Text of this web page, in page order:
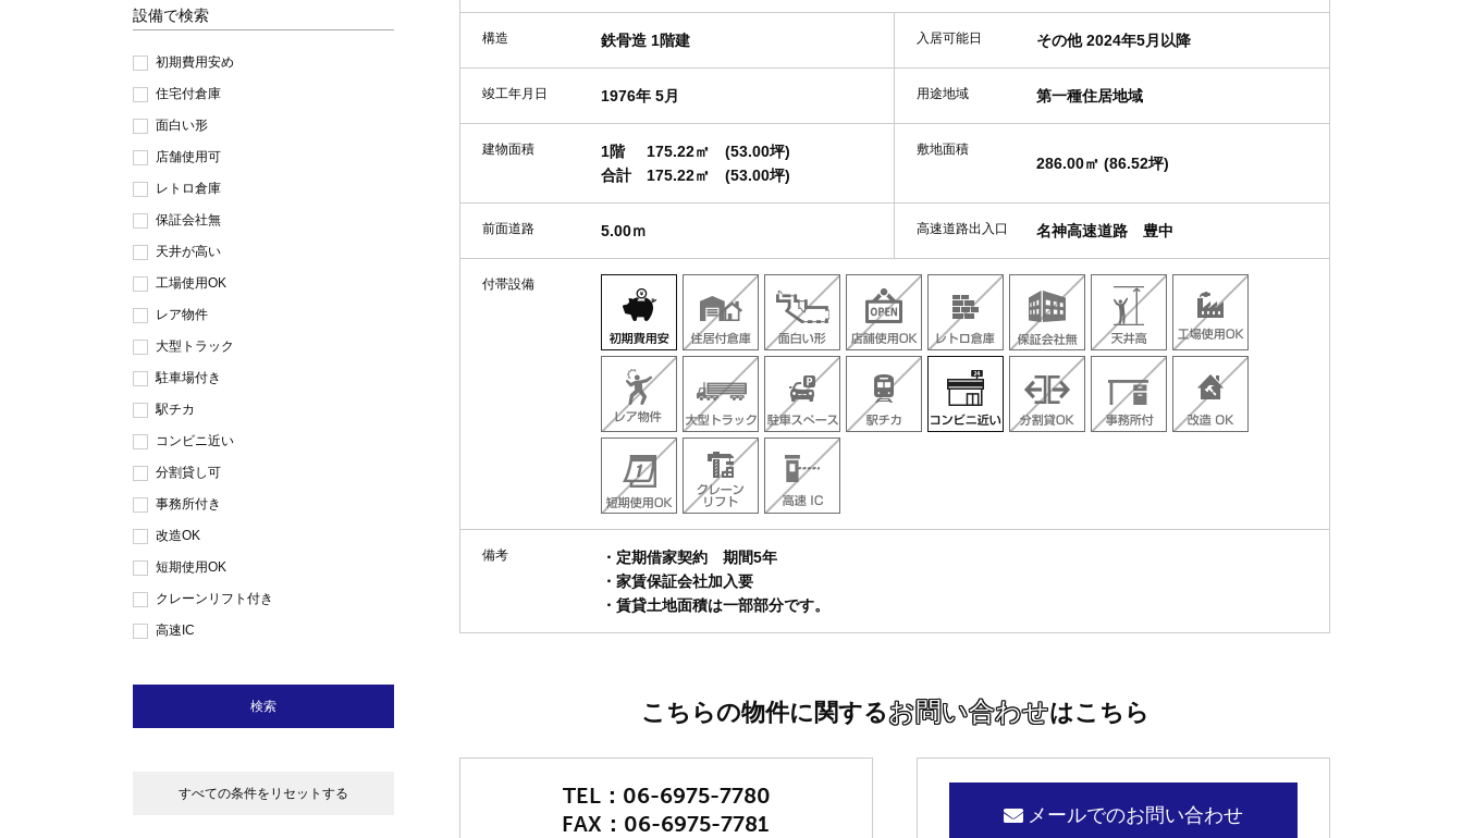
構造 鉄骨造 1階建 入居可能日 その他 2024年5月以降
竣工年月日 1976年 5月 用途地域 第一種住居地域
建物面積 1階 175.22㎡
(53.00坪)
合計
175.22㎡ (53.00坪)
敷地面積
286.00㎡ (86.52坪)
前面道路 5.00ｍ 高速道路出入口 名神高速道路 豊中
付帯設備
備考
・定期借家契約 期間5年
・家賃保証会社加入要
・賃貸土地面積は一部部分です。
こちらの物件に関するお問い合わせはこちら
06-6975-7780
06-6975-7781
メールでのお問い合わせ
設備で検索
初期費用安め
住宅付倉庫
面白い形
店舗使用可
レトロ倉庫
保証会社無
天井が高い
工場使用OK
レア物件
大型トラック
駐車場付き
駅チカ
コンビニ近い
分割貸し可
事務所付き
改造OK
短期使用OK
クレーンリフト付き
高速IC
検索
すべての条件をリセットする